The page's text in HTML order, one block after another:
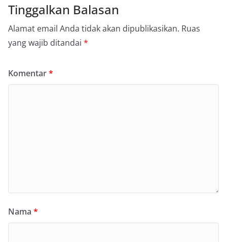
Tinggalkan Balasan
Alamat email Anda tidak akan dipublikasikan. Ruas
yang wajib ditandai *
Komentar*
Nama *